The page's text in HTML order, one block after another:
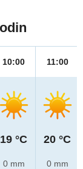
10:00
19 °C
0 mm
11:00
20 °C
0 mm